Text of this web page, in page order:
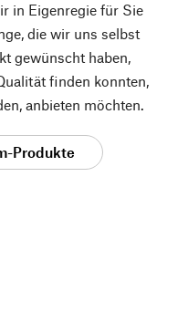
in Eigenregie für Sie
die wir uns selbst
gewünscht haben,
finden konnten,
anbieten möchten.
Produkte